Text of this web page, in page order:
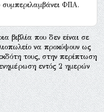
συμπεριλαμβάνει ΦΠΑ.
βιβλία που δεν είναι σε
να προκύψουν ως
τους, στην περίπτωση
εντός 2 ημερών